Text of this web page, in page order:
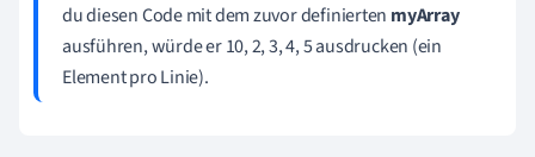
du diesen Code mit dem zuvor definierten myArray
ausführen, würde er 10, 2, 3, 4, 5 ausdrucken (ein
Element pro Linie).